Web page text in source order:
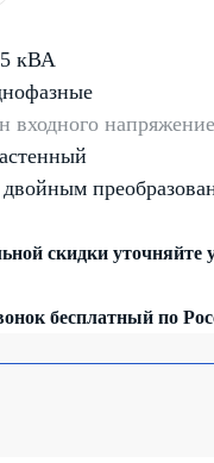
кВА
входного
скидки
бесплатный по